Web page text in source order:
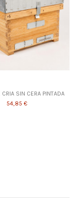
CRIA SIN CERA PINTADA
54,85 €